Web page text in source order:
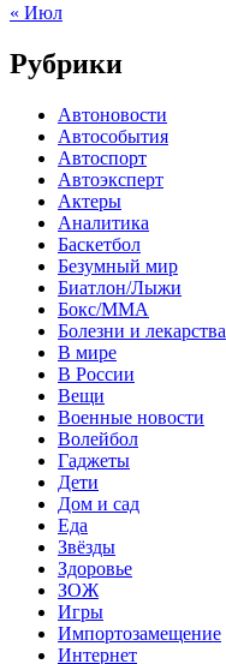
« Июл
Рубрики
Автоновости
Автособытия
Автоспорт
Автоэксперт
Актеры
Аналитика
Баскетбол
Безумный мир
Биатлон/Лыжи
Бокс/MMA
Болезни и лекарства
В мире
В России
Вещи
Военные новости
Волейбол
Гаджеты
Дети
Дом и сад
Еда
Звёзды
Здоровье
ЗОЖ
Игры
Импортозамещение
Интернет